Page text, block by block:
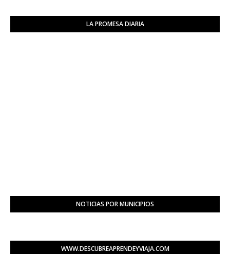
LA PROMESA DIARIA
NOTICIAS POR MUNICIPIOS
WWW.DESCUBREAPRENDEYVIAJA.COM